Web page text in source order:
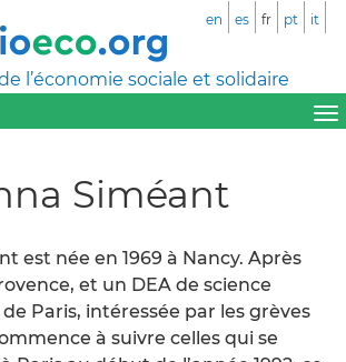
l’économie sociale et solidaire
en es fr pt it
Siméant
est née en 1969 à Nancy. Après
et un DEA de science
de Paris, intéressée par les grèves
à suivre celles qui se